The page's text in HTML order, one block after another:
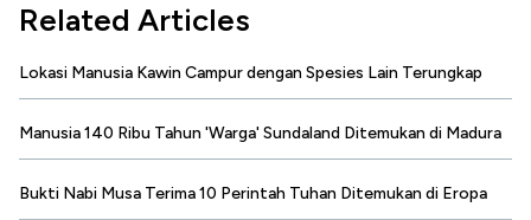
Related Articles
Lokasi Manusia Kawin Campur dengan Spesies Lain Terungkap
Manusia 140 Ribu Tahun 'Warga' Sundaland Ditemukan di Madura
Bukti Nabi Musa Terima 10 Perintah Tuhan Ditemukan di Eropa